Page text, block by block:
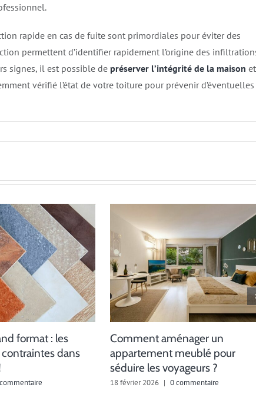
rapide en cas de fuite sont primordiales pour éviter des
permettent d’identifier rapidement l’origine des
signes, il est possible de préserver l’intégrité de la maison et
vérifié l’état de votre toiture pour prévenir d’éventuelles
format : les
dans
Comment aménager un
appartement meublé pour
séduire les voyageurs ?
18 février 2026 | 0 commentaire